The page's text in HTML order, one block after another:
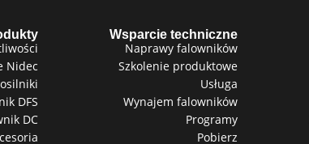
Nidec
DFS
DC
Wsparcie techniczne
Naprawy falowników
Szkolenie produktowe
Usługa
Wynajem falowników
Programy
Pobierz